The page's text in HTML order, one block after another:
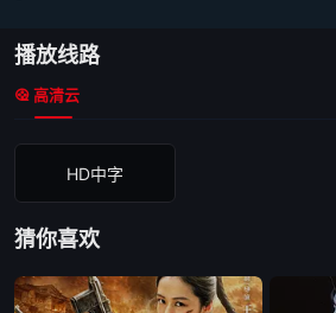
播放线路
高清云
HD中字
猜你喜欢